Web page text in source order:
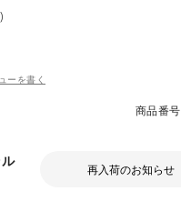
ーを書く
商品番号
再入荷のお知らせ